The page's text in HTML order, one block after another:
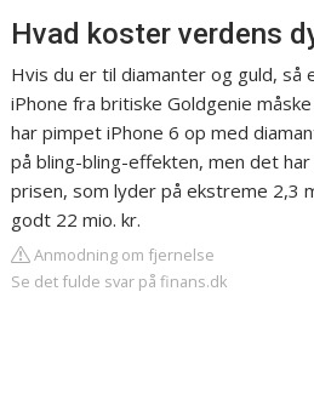
Hvad koster verdens
Hvis du er til diamanter og guld, så
iPhone fra britiske Goldgenie
har pimpet iPhone 6 op med
på bling-bling-effekten, men det
prisen, som lyder på ekstreme 2,3
godt 22 mio. kr.
Anmodning om fjernelse
Se det fulde svar på finans.dk